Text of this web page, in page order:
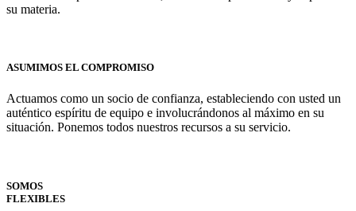
su materia.
ASUMIMOS EL COMPROMISO
Actuamos como un socio de confianza, estableciendo con usted un
auténtico espíritu de equipo e involucrándonos al máximo en su
situación. Ponemos todos nuestros recursos a su servicio.
SOMOS
FLEXIBLES